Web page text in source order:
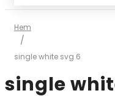
Hem
/
single white svg 6
single